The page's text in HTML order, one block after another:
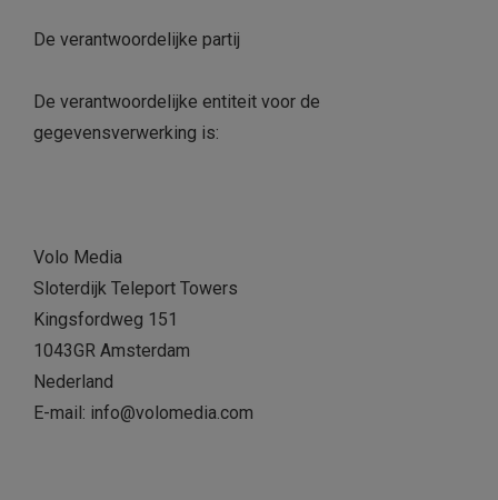
De verantwoordelijke partij
De verantwoordelijke entiteit voor de
gegevensverwerking is:
Volo Media
Sloterdijk Teleport Towers
Kingsfordweg 151
1043GR Amsterdam
Nederland
E-mail: info@volomedia.com